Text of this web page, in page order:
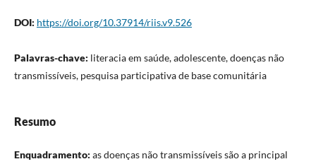
DOI: https://doi.org/10.37914/riis.v9.526
Palavras-chave: literacia em saúde, adolescente, doenças não
transmissíveis, pesquisa participativa de base comunitária
Resumo
Enquadramento: as doenças não transmissíveis são a principal